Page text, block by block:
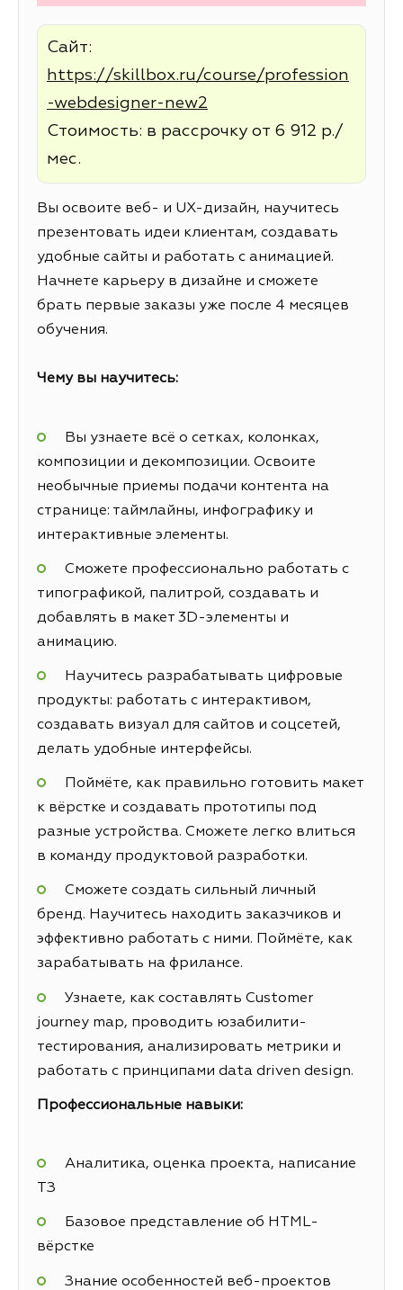
Сайт:
https://skillbox.ru/course/profession
-webdesigner-new2
Стоимость: в рассрочку от 6 912 р./
мес.
Вы освоите веб- и UX-дизайн, научитесь
презентовать идеи клиентам, создавать
удобные сайты и работать с анимацией.
Начнете карьеру в дизайне и сможете
брать первые заказы уже после 4 месяцев
обучения.
Чему вы научитесь:
Вы узнаете всё о сетках, колонках,
композиции и декомпозиции. Освоите
необычные приемы подачи контента на
странице: таймлайны, инфографику и
интерактивные элементы.
Сможете профессионально работать с
типографикой, палитрой, создавать и
добавлять в макет 3D-элементы и
анимацию.
Научитесь разрабатывать цифровые
продукты: работать с интерактивом,
создавать визуал для сайтов и соцсетей,
делать удобные интерфейсы.
Поймёте, как правильно готовить макет
к вёрстке и создавать прототипы под
разные устройства. Сможете легко влиться
в команду продуктовой разработки.
Сможете создать сильный личный
бренд. Научитесь находить заказчиков и
эффективно работать с ними. Поймёте, как
зарабатывать на фрилансе.
Узнаете, как составлять Customer
journey map, проводить юзабилити-
тестирования, анализировать метрики и
работать с принципами data driven design.
Профессиональные навыки:
Аналитика, оценка проекта, написание
ТЗ
Базовое представление об HTML-
вёрстке
Знание особенностей веб-проектов